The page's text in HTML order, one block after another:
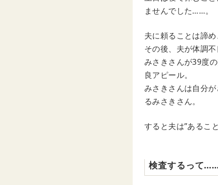
ませんでした……。
夫に頼ることは諦
その後、夫が体調不
みさきさんが39度
良アピール。
みさきさんは自分
るみさきさん。
すると夫は”あるこ
検査するって